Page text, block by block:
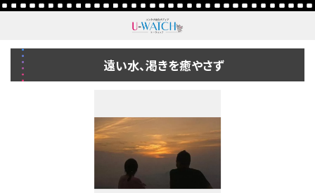
遠い水、渇きを癒やさず